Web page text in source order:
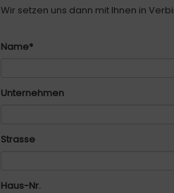
Wir setzen uns dann mit Ihnen in
Pflichtfeld
Name*
Unternehmen
Strasse
Haus-Nr.